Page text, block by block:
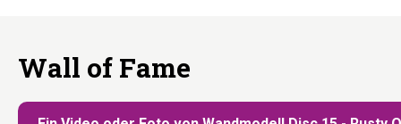
Wall of Fame